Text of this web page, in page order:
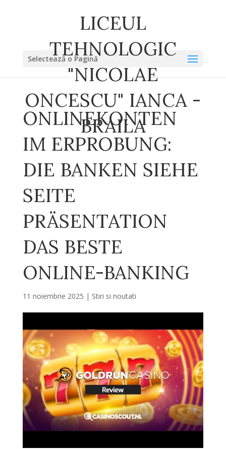
LICEUL
TEHNOLOGIC
"NICOLAE
ONCESCU" IANCA -
BRAILA
Selectează o Pagină
ONLINEKONTEN
IM ERPROBUNG:
DIE BANKEN SIEHE
SEITE
PRÄSENTATION
DAS BESTE
ONLINE-BANKING
11 noiembrie 2025 | Stiri si noutati